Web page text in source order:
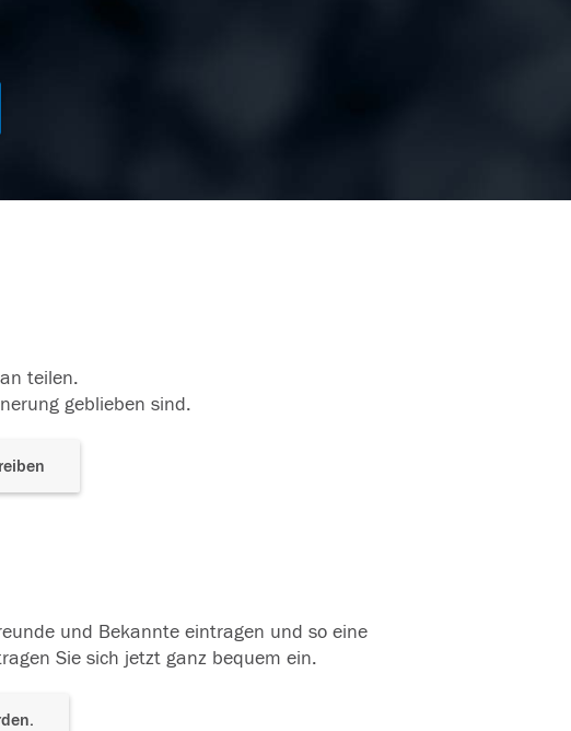
teilen.
geblieben sind.
und Bekannte eintragen und so eine
Sie sich jetzt ganz bequem ein.